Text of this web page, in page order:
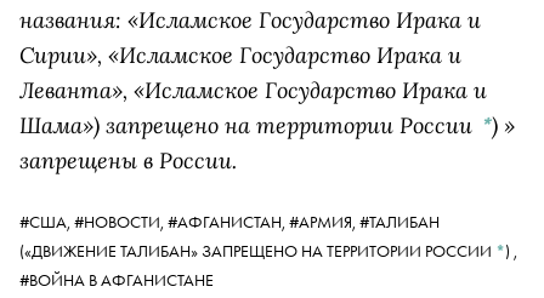
названия: «Исламское Государство Ирака и
Сирии», «Исламское Государство Ирака и
Леванта», «Исламское Государство Ирака и
Шама») запрещено на территории России *) »
запрещены в России.
#США, #НОВОСТИ, #АФГАНИСТАН, #АРМИЯ, #ТАЛИБАН
(«ДВИЖЕНИЕ ТАЛИБАН» ЗАПРЕЩЕНО НА ТЕРРИТОРИИ РОССИИ *) ,
#ВОЙНА В АФГАНИСТАНЕ